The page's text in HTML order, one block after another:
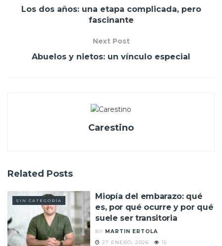
Los dos años: una etapa complicada, pero
fascinante
Next Post
Abuelos y nietos: un vínculo especial
Carestino
Related Posts
SIN CATEGORÍA
Miopía del embarazo: qué
es, por qué ocurre y por qué
suele ser transitoria
BY MARTIN ERTOLA
27 ENERO, 2026
15